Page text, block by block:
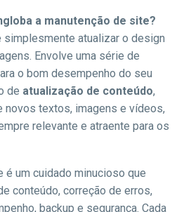
a manutenção de site?
simplesmente atualizar o design
Envolve uma série de
o bom desempenho do seu
de atualização de conteúdo,
novos textos, imagens e vídeos,
relevante e atraente para os
é um cuidado minucioso que
conteúdo, correção de erros,
backup e segurança. Cada